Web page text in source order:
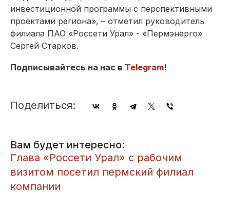
инвестиционной программы с перспективными
проектами региона», – отметил руководитель
филиала ПАО «Россети Урал» - «Пермэнерго»
Сергей Старков.
Подписывайтесь на нас в Telegram!
Поделиться:
Вам будет интересно:
Глава «Россети Урал» с рабочим
визитом посетил пермский филиал
компании